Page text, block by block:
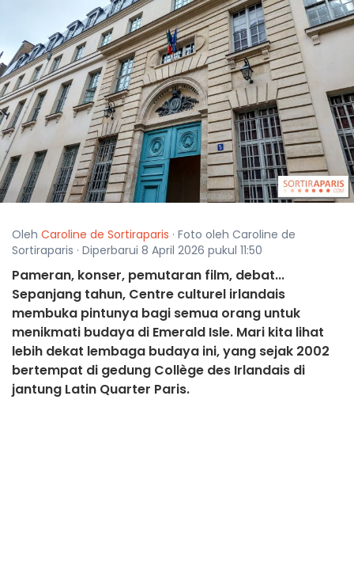
Oleh Caroline de Sortiraparis · Foto oleh Caroline de
Sortiraparis · Diperbarui 8 April 2026 pukul 11:50
Pameran, konser, pemutaran film, debat...
Sepanjang tahun, Centre culturel irlandais
membuka pintunya bagi semua orang untuk
menikmati budaya di Emerald Isle. Mari kita lihat
lebih dekat lembaga budaya ini, yang sejak 2002
bertempat di gedung Collège des Irlandais di
jantung Latin Quarter Paris.